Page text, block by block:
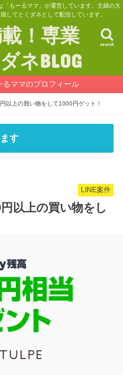
「もーるママ」が運営しています。主婦の大
してとくダネとして配信しています。
！専業
ネBLOG
search
るママのプロフィール
以上の買い物をして1000円ゲット！
す
LINE案件
以上の買い物をし